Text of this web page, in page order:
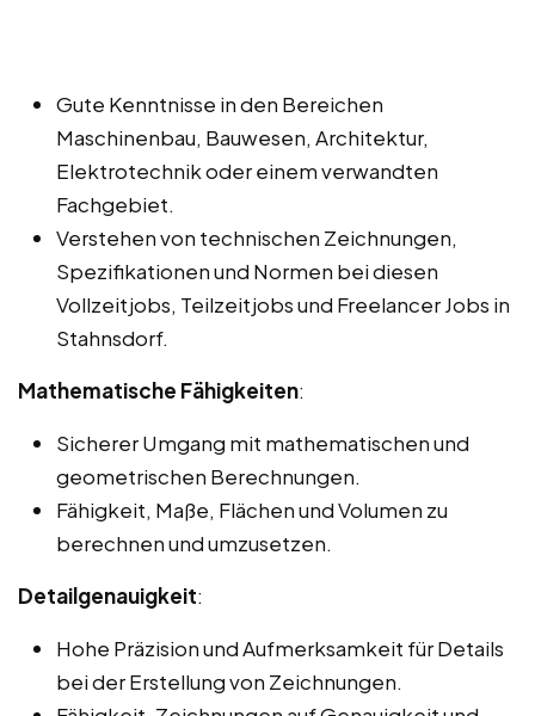
Gute Kenntnisse in den Bereichen
Maschinenbau, Bauwesen, Architektur,
Elektrotechnik oder einem verwandten
Fachgebiet.
Verstehen von technischen Zeichnungen,
Spezifikationen und Normen bei diesen
Vollzeitjobs, Teilzeitjobs und Freelancer Jobs in
Stahnsdorf.
Mathematische Fähigkeiten:
Sicherer Umgang mit mathematischen und
geometrischen Berechnungen.
Fähigkeit, Maße, Flächen und Volumen zu
berechnen und umzusetzen.
Detailgenauigkeit:
Hohe Präzision und Aufmerksamkeit für Details
bei der Erstellung von Zeichnungen.